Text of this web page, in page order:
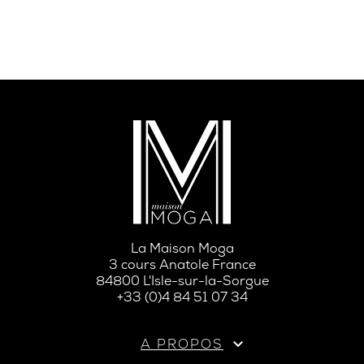
La Maison Moga
3 cours Anatole France
84800 L'Isle-sur-la-Sorgue
+33 (0)4 84 51 07 34
A PROPOS 